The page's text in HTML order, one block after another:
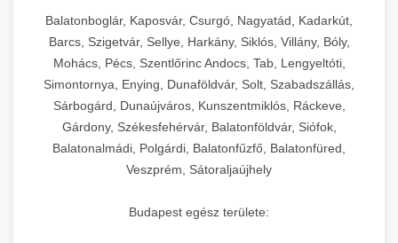
megbízható teljesítményhez.
chef-iparikonyhagepek.hu
kereskedelmi tésztakeverő
Ipari hús- és sajtszeletelő gépek professzionális
élelmiszer-előkészítéshez. Precíziós vágás
állítható vastagság beállítással.
chef-iparikonyhagepek.hu
professzionális élelmiszer szeletelő
📦 22. Vákuumozó Gép +
Kereskedelmi vákuumcsomagoló berendezések
élelmiszerek tartósításához. Hosszabbítsa a
szavatossági időt és tartsa meg a termék
frissességét.
🎁 23. Vákuumfóliázó Gép +
Ipari vákuumfóliázó gépek professzionális
Hatékony lezárási és tartósítási megoldások.
Balatonboglár, Kaposvár, Csurgó, Nagyatád, Kadarkút,
Barcs, Szigetvár, Sellye, Harkány, Siklós, Villány, Bóly,
Mohács, Pécs, Szentlőrinc Andocs, Tab, Lengyeltóti,
Simontornya, Enying, Dunaföldvár, Solt, Szabadszállás,
Sárbogárd, Dunaújváros, Kunszentmiklós, Ráckeve,
Gárdony, Székesfehérvár, Balatonföldvár, Siófok,
Balatonalmádi, Polgárdi, Balatonfűzfő, Balatonfüred,
Veszprém, Sátoraljaújhely
Budapest egész területe: